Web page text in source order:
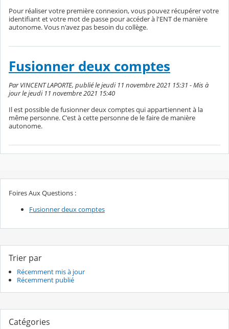
Pour réaliser votre première connexion, vous pouvez récupérer votre
identifiant et votre mot de passe pour accéder à l'ENT de manière
autonome. Vous n'avez pas besoin du collège.
Fusionner deux comptes
Par VINCENT LAPORTE, publié le jeudi 11 novembre 2021 15:31 - Mis à
jour le jeudi 11 novembre 2021 15:40
Il est possible de fusionner deux comptes qui appartiennent à la
même personne. C'est à cette personne de le faire de manière
autonome.
Foires Aux Questions :
Fusionner deux comptes
Trier par
Récemment mis à jour
Récemment publié
Catégories